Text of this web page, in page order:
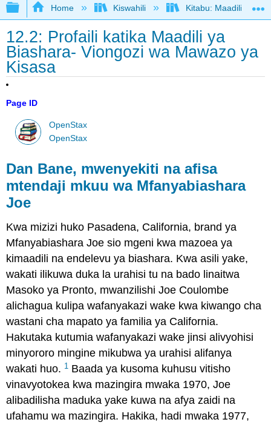
Expand/collapse global hierarchy
Home Kiswahili Kitabu: Maadili ya
12.2: Profaili katika Maadili ya
Biashara- Viongozi wa Mawazo ya
Kisasa
Page ID
OpenStax
OpenStax
Dan Bane, mwenyekiti na afisa
mtendaji mkuu wa Mfanyabiashara
Joe
Kwa mizizi huko Pasadena, California, brand ya
Mfanyabiashara Joe sio mgeni kwa mazoea ya
kimaadili na endelevu ya biashara. Kwa asili yake,
wakati ilikuwa duka la urahisi tu na bado linaitwa
Masoko ya Pronto, mwanzilishi Joe Coulombe
alichagua kulipa wafanyakazi wake kwa kiwango cha
wastani cha mapato ya familia ya California.
Hakutaka kutumia wafanyakazi wake jinsi alivyohisi
minyororo mingine mikubwa ya urahisi alifanya
wakati huo. 1 Baada ya kusoma kuhusu vitisho
vinavyotokea kwa mazingira mwaka 1970, Joe
alibadilisha maduka yake kuwa na afya zaidi na
ufahamu wa mazingira. Hakika, hadi mwaka 1977,